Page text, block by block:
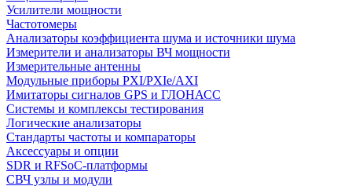
Усилители мощности
Частотомеры
Анализаторы коэффициента шума и источники шума
Измерители и анализаторы ВЧ мощности
Измерительные антенны
Модульные приборы PXI/PXIe/AXI
Имитаторы сигналов GPS и ГЛОНАСС
Системы и комплексы тестирования
Логические анализаторы
Стандарты частоты и компараторы
Аксессуары и опции
SDR и RFSoC‑платформы
СВЧ узлы и модули